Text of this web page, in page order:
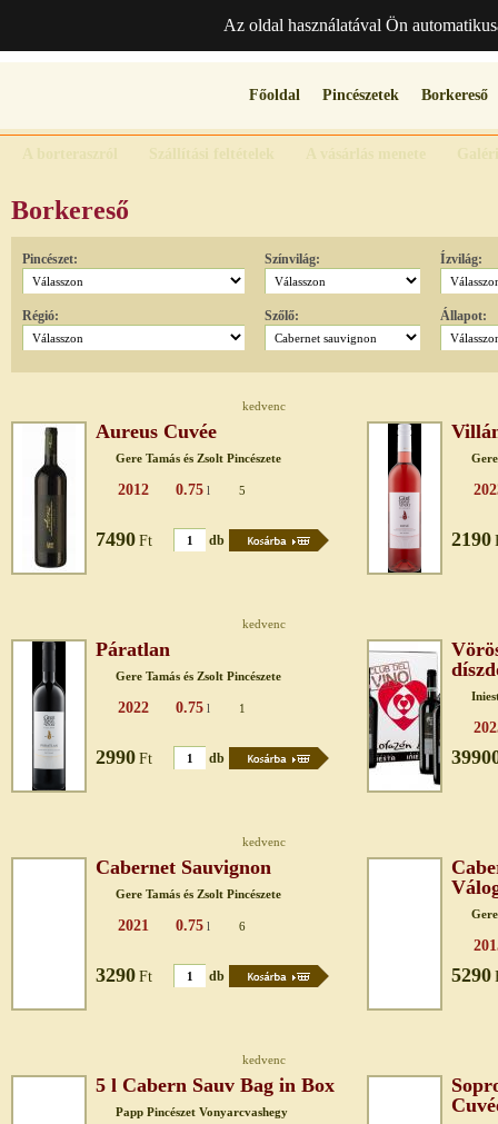
Az oldal használatával Ön
Főoldal Pincészetek Borkereső
Borkereső
Pincészet: Színvilág: Ízvilág:
Régió: Szőlő: Állapot:
kedvenc
Aureus Cuvée
Gere Tamás és Zsolt Pincészete
2012 0.75 l 5
7490 Ft db 2190
kedvenc
Páratlan
Gere Tamás és Zsolt Pincészete
2022 0.75 l 1
2990 Ft db
kedvenc
Cabernet Sauvignon
Gere Tamás és Zsolt Pincészete
2021 0.75 l 6
3290 Ft db 5290
kedvenc
5 l Cabern Sauv Bag in Box
Papp Pincészet Vonyarcvashegy